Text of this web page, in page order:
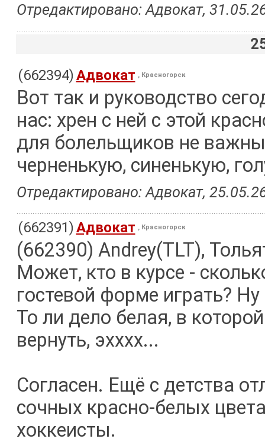
Отредактировано: Адвокат,
(662394)Адвокат , Красногорск
Вот так и руководство
нас: хрен с ней с этой
для болельщиков не
черненькую, синенькую,
Отредактировано: Адвокат,
(662391)Адвокат , Красногорск
(662390) Andrey(TLT),
Может, кто в курсе -
гостевой форме играть?
То ли дело белая, в
вернуть, эхххх...
Согласен. Ещё с детства
сочных красно-белых
хоккеисты.